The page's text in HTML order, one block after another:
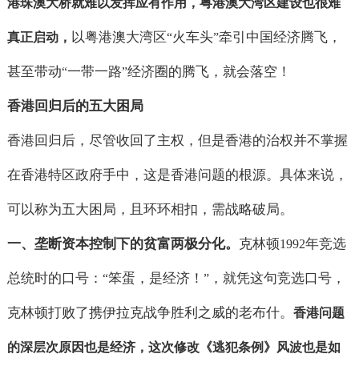
港珠澳大桥就难以发挥应有作用，粤港澳大湾区建设也很难
真正启动， 以粤港澳大湾区“火车头”牵引中国经济腾飞，
甚至带动“一带一路”经济圈的腾飞，就会落空！
香港回归后的五大困局
香港回归后，尽管收回了主权，但是香港的治权并不掌握
在香港特区政府手中，这是香港问题的根源。具体来说，
可以称为五大困局，且环环相扣，需战略破局。
一、垄断资本控制下的贫富两极分化。 克林顿1992年竞选
总统时的口号： “笨蛋，是经济！ ”，就凭这句竞选口号，
克林顿打败了携伊拉克战争胜利之威的老布什。 香港问题
的深层次原因也是经济，这次修改《逃犯条例》风波也是如